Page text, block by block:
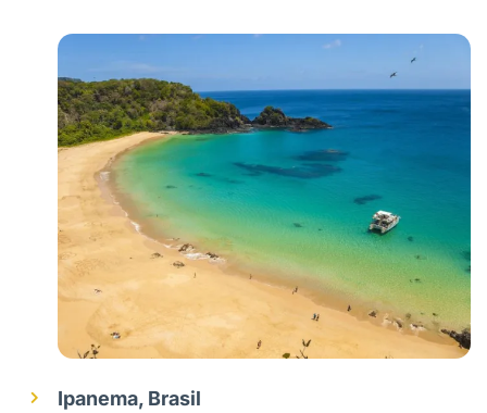
Ipanema, Brasil